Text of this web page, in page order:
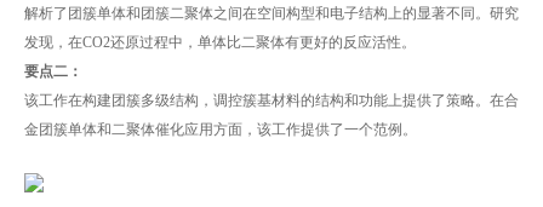
解析了团簇单体和团簇二聚体之间在空间构型和电子结构上的显著不同。研究
发现，在CO2还原过程中，单体比二聚体有更好的反应活性。
要点二：
该工作在构建团簇多级结构，调控簇基材料的结构和功能上提供了策略。在合
金团簇单体和二聚体催化应用方面，该工作提供了一个范例。